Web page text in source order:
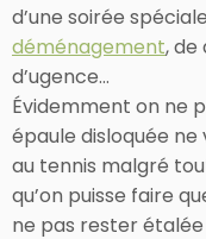
d’une soirée
déménagement, de
d’ugence…
Évidemment on ne
épaule disloquée
au tennis malgré
qu’on puisse faire
ne pas rester